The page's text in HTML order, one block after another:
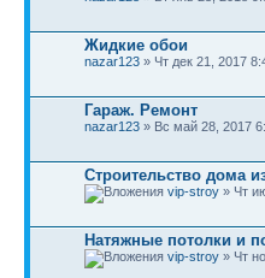
Жидкие обои
nazar123 » Чт дек 21, 2017
Гараж. Ремонт
nazar123 » Вс май 28, 2017
Строительство дома
vip-stroy » Чт
Натяжные потолки и
vip-stroy » Чт